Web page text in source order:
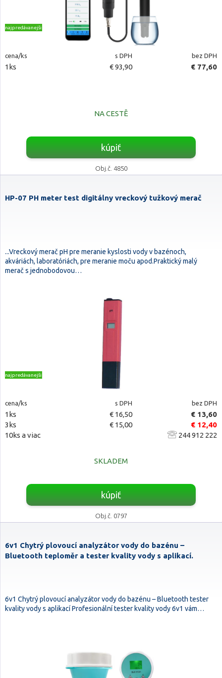
najpredávanejšie
cena/ks s DPH bez DPH
1ks € 93,90 € 77,60
NA CESTĚ
kúpiť
Obj.č. 4850
HP-07 PH meter test digitálny vreckový tužkový merač
...Vreckový merač pH pre meranie kyslosti vody v bazénoch,
akváriách, laboratóriách, pre meranie moču apod.Praktický malý
merač s jednobodovou…
najpredávanejšie
cena/ks s DPH bez DPH
1ks € 16,50
€ 13,60
3ks
€ 15,00
€ 12,40
10ks a viac
244 912 222
SKLADEM
kúpiť
Obj.č. 0797
6v1 Chytrý plovoucí analyzátor vody do bazénu –
Bluetooth teploměr a tester kvality vody s aplikací.
6v1 Chytrý plovoucí analyzátor vody do bazénu – Bluetooth tester
kvality vody s aplikací Profesionální tester kvality vody 6v1 vám…